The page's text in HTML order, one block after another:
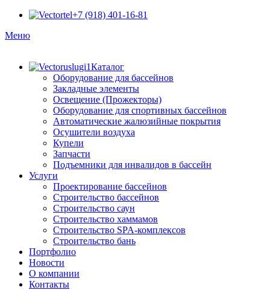
+7 (918) 401-16-81
Меню
Каталог
Оборудование для бассейнов
Закладные элементы
Освещение (Прожекторы)
Оборудование для спортивных бассейнов
Автоматические жалюзийные покрытия
Осушители воздуха
Купели
Запчасти
Подъемники для инвалидов в бассейн
Услуги
Проектирование бассейнов
Строительство бассейнов
Строительство саун
Строительство хаммамов
Строительство SPA-комплексов
Строительство бань
Портфолио
Новости
O компании
Контакты